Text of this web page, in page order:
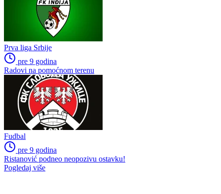
Prva liga Srbije
pre 9 godina
Radovi na pomoćnom terenu
Fudbal
pre 9 godina
Ristanović podneo neopozivu ostavku!
Pogledaj više